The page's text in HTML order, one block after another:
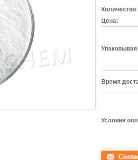
Количество
Цена:
Время
Условия
контакт